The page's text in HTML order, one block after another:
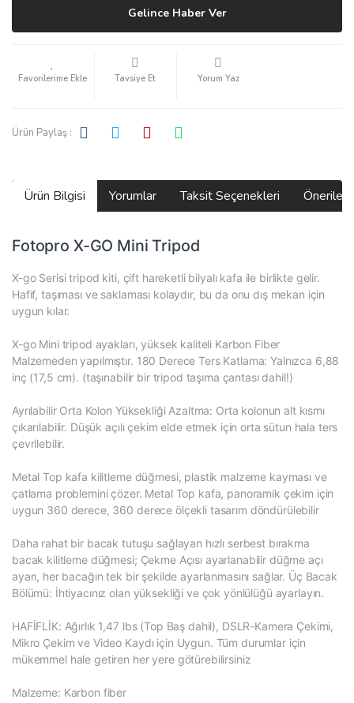
Gelince Haber Ver
Tavsiye Et Yorum Yaz
Ürün Paylaş :
Ürün Bilgisi Yorumlar Taksit Seçenekleri
Fotopro X-GO Mini Tripod
X-go Serisi tripod kiti, çift hareketli bilyalı kafa ile birlikte gelir.
Hafif, taşıması ve saklaması kolaydır, bu da onu dış mekan için
uygun kılar.
X-go Mini tripod ayakları, yüksek kaliteli Karbon Fiber
Malzemeden yapılmıştır. 180 Derece Ters Katlama: Yalnızca 6,88
inç (17,5 cm). (taşınabilir bir tripod taşıma çantası dahil!)
Ayrılabilir Orta Kolon Yüksekliği Azaltma: Orta kolonun alt kısmı
çıkarılabilir. Düşük açılı çekim elde etmek için orta sütun hala ters
çevrilebilir.
Metal Top kafa kilitleme düğmesi, plastik malzeme kayması ve
çatlama problemini çözer. Metal Top kafa, panoramik çekim için
uygun 360 derece, 360 derece ölçekli tasarım döndürülebilir
Daha rahat bir bacak tutuşu sağlayan hızlı serbest bırakma
bacak kilitleme düğmesi; Çekme Açısı ayarlanabilir düğme açı
ayarı, her bacağın tek bir şekilde ayarlanmasını sağlar. Üç Bacak
Bölümü: İhtiyacınız olan yüksekliği ve çok yönlülüğü ayarlayın.
HAFİFLİK: Ağırlık 1,47 lbs (Top Baş dahil), DSLR-Kamera Çekimi,
Mikro Çekim ve Video Kaydı için Uygun. Tüm durumlar için
mükemmel hale getiren her yere götürebilirsiniz
Malzeme: Karbon fiber